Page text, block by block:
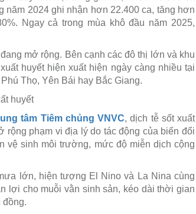
năm 2024 ghi nhận hơn 22.400 ca, tăng hơn
Ngay cả trong mùa khô đầu năm 2025,
mở rộng. Bên cạnh các đô thị lớn và khu
huyết hiện xuất hiện ngày càng nhiều tại
Thọ, Yên Bái hay Bắc Giang.
tâm Tiêm chủng VNVC, dịch tễ sốt xuất
rộng phạm vi địa lý do tác động của biến đổi
vệ sinh môi trường, mức độ miễn dịch cộng
lớn, hiện tượng El Nino và La Nina cùng
lợi cho muỗi vằn sinh sản, kéo dài thời gian
đồng.